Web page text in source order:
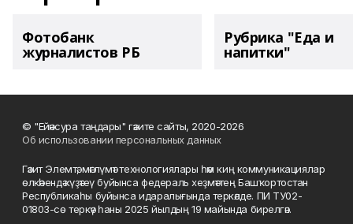
Фотобанк
журналистов РБ
Рубрика "Еда и
напитки"
© "Ейәнсура таңдары" гәзите сайты, 2020-2026
Об использовании персональных данных
Гәзит Элемтә, мәғлүмәт технологиялары һәм киң коммуникациялар
өлкәһендә күҙәтеү буйынса федераль хеҙмәттең Башҡортостан
Республикаһы буйынса идаралығында теркәлде. ПИ ТУ02-
01803-сө теркәү һаны 2025 йылдың 19 майында бирелгән.